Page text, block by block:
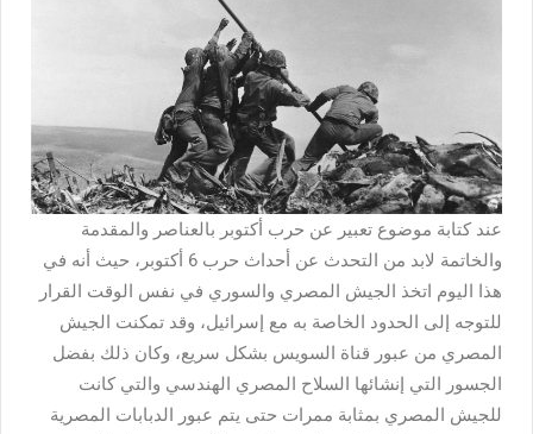
عند كتابة موضوع تعبير عن حرب أكتوبر بالعناصر والمقدمة
والخاتمة لابد من التحدث عن أحداث حرب 6 أكتوبر، حيث أنه في
هذا اليوم اتخذ الجيش المصري والسوري في نفس الوقت القرار
للتوجه إلى الحدود الخاصة به مع إسرائيل، وقد تمكنت الجيش
المصري من عبور قناة السويس بشكل سريع، وكان ذلك بفضل
الجسور التي إنشائها السلاح المصري الهندسي والتي كانت
للجيش المصري بمثابة ممرات حتى يتم عبور الدبابات المصرية